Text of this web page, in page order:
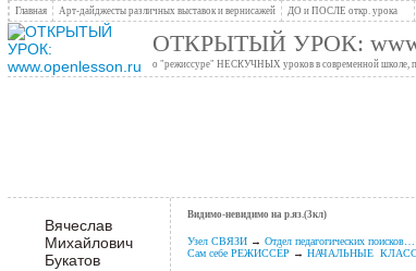
Главная Арт-дайджесты различных выставок и вернисажей ДО и ПОСЛЕ откр. урока
ОТКРЫТЫЙ УРОК:
о "режиссуре" НЕСКУЧНЫХ уроков в современной школе,
Вячеслав
Михайлович
Букатов
Видимо-невидимо на р.яз.(3кл)
Узел СВЯЗИ→ Отдел педагогических
Сам себе РЕЖИССЁР → НАЧАЛЬНЫЕ